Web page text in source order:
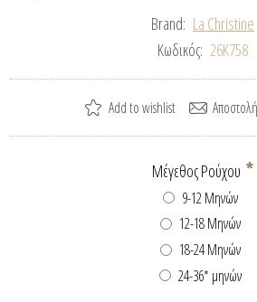
Brand: La Christine
Κωδικός: 26K758
Μέγεθος Ρούχου *
9-12 Μηνών
12-18 Μηνών
18-24 Μηνών
24-36* μηνών